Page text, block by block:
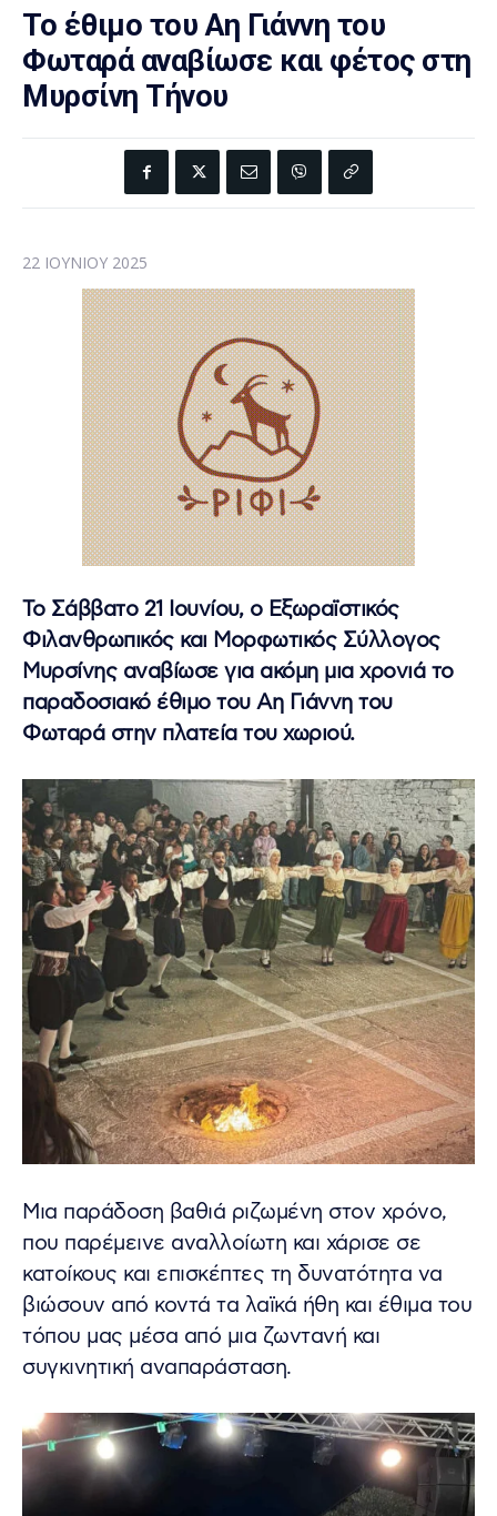
Το έθιμο του Αη Γιάννη του
Φωταρά αναβίωσε και φέτος στη
Μυρσίνη Τήνου
22 ΙΟΥΝΊΟΥ 2025
Το Σάββατο 21 Ιουνίου, ο Εξωραϊστικός
Φιλανθρωπικός και Μορφωτικός Σύλλογος
Μυρσίνης αναβίωσε για ακόμη μια χρονιά το
παραδοσιακό έθιμο του Αη Γιάννη του
Φωταρά στην πλατεία του χωριού.
Μια παράδοση βαθιά ριζωμένη στον χρόνο,
που παρέμεινε αναλλοίωτη και χάρισε σε
κατοίκους και επισκέπτες τη δυνατότητα να
βιώσουν από κοντά τα λαϊκά ήθη και έθιμα του
τόπου μας μέσα από μια ζωντανή και
συγκινητική αναπαράσταση.